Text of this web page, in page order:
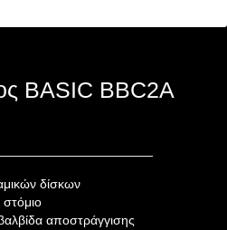
BASIC BBC2A
δίσκων
αποστράγγισης